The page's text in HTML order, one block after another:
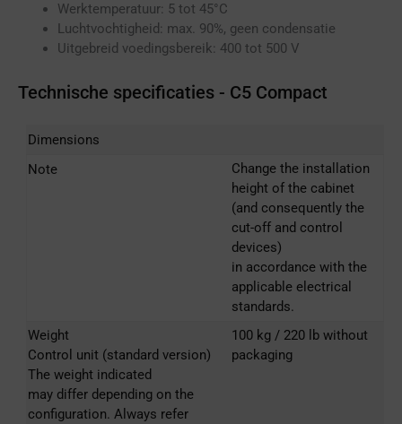
Werktemperatuur: 5 tot 45°C
Luchtvochtigheid: max. 90%, geen condensatie
Uitgebreid voedingsbereik: 400 tot 500 V
Technische specificaties - C5 Compact
Dimensions
Note
Change the installation
height of the cabinet
(and consequently the
cut-off and control
devices)
in accordance with the
applicable electrical
standards.
Weight
Control unit (standard version)
The weight indicated
may differ depending on the
configuration. Always refer
100 kg / 220 lb without
packaging